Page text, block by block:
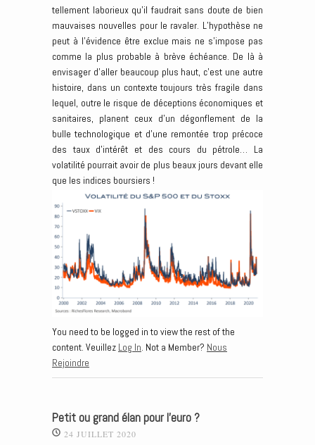
tellement laborieux qu’il faudrait sans doute de bien
mauvaises nouvelles pour le ravaler. L’hypothèse ne
peut à l’évidence être exclue mais ne s’impose pas
comme la plus probable à brève échéance. De là à
envisager d’aller beaucoup plus haut, c’est une autre
histoire, dans un contexte toujours très fragile dans
lequel, outre le risque de déceptions économiques et
sanitaires, planent ceux d’un dégonflement de la
bulle technologique et d’une remontée trop précoce
des taux d’intérêt et des cours du pétrole… La
volatilité pourrait avoir de plus beaux jours devant elle
que les indices boursiers !
You need to be logged in to view the rest of the
content. Veuillez Log In . Not a Member? Nous
Rejoindre
Petit ou grand élan pour l’euro ?
24 JUILLET 2020